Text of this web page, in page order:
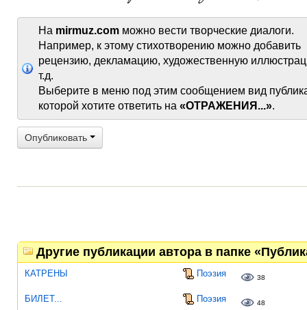
На mirmuz.com можно вести творческие диалоги.
Например, к этому стихотворению можно добавить
рецензию, декламацию, художественную
т.д.
Выберите в меню под этим сообщением вид
которой хотите ответить на «ОТРАЖЕНИЯ...».
Опубликовать
Другие публикации автора в папке
КАТРЕНЫ Поэзия 38
БИЛЕТ... Поэзия 48